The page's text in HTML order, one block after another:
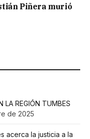
Piñera murió
LA REGIÓN TUMBES
de 2025
acerca la justicia a la